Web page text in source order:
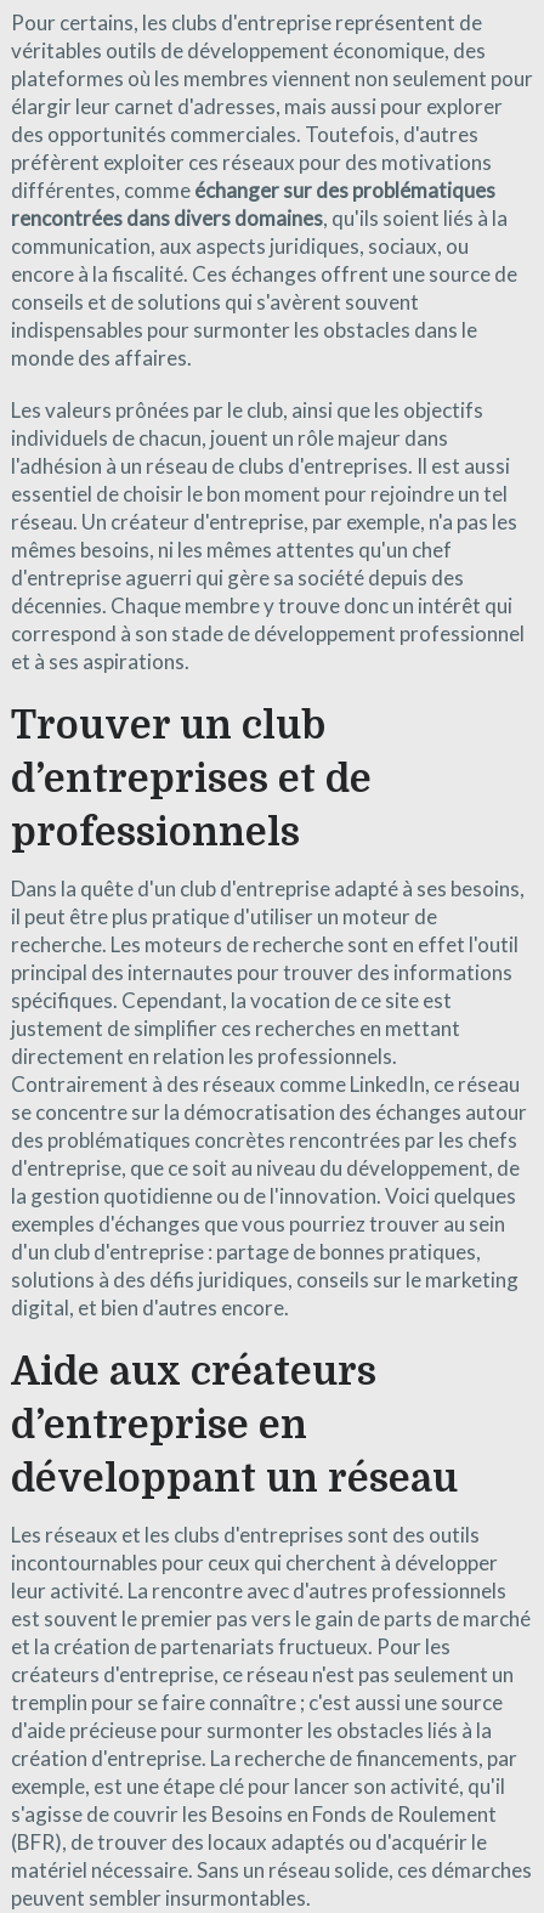
Pour certains, les clubs d'entreprise représentent de
véritables outils de développement économique, des
plateformes où les membres viennent non seulement pour
élargir leur carnet d'adresses, mais aussi pour explorer
des opportunités commerciales. Toutefois, d'autres
préfèrent exploiter ces réseaux pour des motivations
différentes, commeéchanger sur des problématiques
rencontrées dans divers domaines, qu'ils soient liés à la
communication, aux aspects juridiques, sociaux, ou
encore à la fiscalité. Ces échanges offrent une source de
conseils et de solutions qui s'avèrent souvent
indispensables pour surmonter les obstacles dans le
monde des affaires.
Les valeurs prônées par le club, ainsi que les objectifs
individuels de chacun, jouent un rôle majeur dans
l'adhésion à un réseau de clubs d'entreprises. Il est aussi
essentiel de choisir le bon moment pour rejoindre un tel
réseau. Un créateur d'entreprise, par exemple, n'a pas les
mêmes besoins, ni les mêmes attentes qu'un chef
d'entreprise aguerri qui gère sa société depuis des
décennies. Chaque membre y trouve donc un intérêt qui
correspond à son stade de développement professionnel
et à ses aspirations.
Trouver un club
d’entreprises et de
professionnels
Dans la quête d'un club d'entreprise adapté à ses besoins,
il peut être plus pratique d'utiliser un moteur de
recherche. Les moteurs de recherche sont en effet l'outil
principal des internautes pour trouver des informations
spécifiques. Cependant, la vocation de ce site est
justement de simplifier ces recherches en mettant
directement en relation les professionnels.
Contrairement à des réseaux comme LinkedIn, ce réseau
se concentre sur la démocratisation des échanges autour
des problématiques concrètes rencontrées par les chefs
d'entreprise, que ce soit au niveau du développement, de
la gestion quotidienne ou de l'innovation. Voici quelques
exemples d'échanges que vous pourriez trouver au sein
d'un club d'entreprise : partage de bonnes pratiques,
solutions à des défis juridiques, conseils sur le marketing
digital, et bien d'autres encore.
Aide aux créateurs
d’entreprise en
développant un réseau
Les réseaux et les clubs d'entreprises sont des outils
incontournables pour ceux qui cherchent à développer
leur activité. La rencontre avec d'autres professionnels
est souvent le premier pas vers le gain de parts de marché
et la création de partenariats fructueux. Pour les
créateurs d'entreprise, ce réseau n'est pas seulement un
tremplin pour se faire connaître ; c'est aussi une source
d'aide précieuse pour surmonter les obstacles liés à la
création d'entreprise. La recherche de financements, par
exemple, est une étape clé pour lancer son activité, qu'il
s'agisse de couvrir les Besoins en Fonds de Roulement
(BFR), de trouver des locaux adaptés ou d'acquérir le
matériel nécessaire. Sans un réseau solide, ces démarches
peuvent sembler insurmontables.